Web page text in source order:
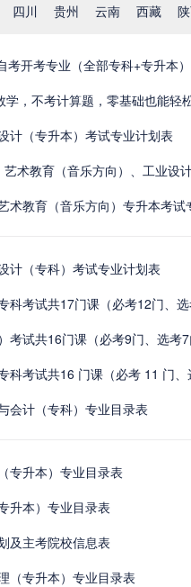
四川 贵州 云南 西藏
开考专业（全部专科+专升本）
，不考计算题，零基础也能轻
计（专升本）考试专业计划表
术教育（音乐方向）、工业设
术教育（音乐方向）专升本考试
计（专科）考试专业计划表
考试共17门课（必考12门、选
试共16门课（必考9门、选考7
考试共16 门课（必考 11 门、
会计（专科）专业目录表
专升本）专业目录表
升本）专业目录表
及主考院校信息表
（专升本）专业目录表